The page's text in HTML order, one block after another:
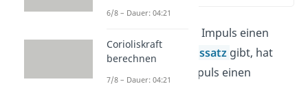
So wie es für den Impuls einen
Impulserhaltungssatz gibt, hat
auch der Drehimpuls einen
6/8 – Dauer: 04:21
Corioliskraft
berechnen
7/8 – Dauer: 04:21